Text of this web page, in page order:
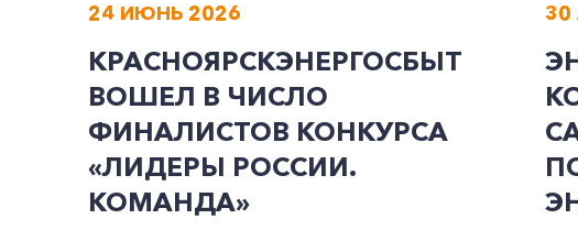
24 ИЮНЬ 2026
КРАСНОЯРСКЭНЕРГОСБЫТ
ВОШЕЛ В ЧИСЛО
ФИНАЛИСТОВ КОНКУРСА
«ЛИДЕРЫ РОССИИ.
КОМАНДА»
30